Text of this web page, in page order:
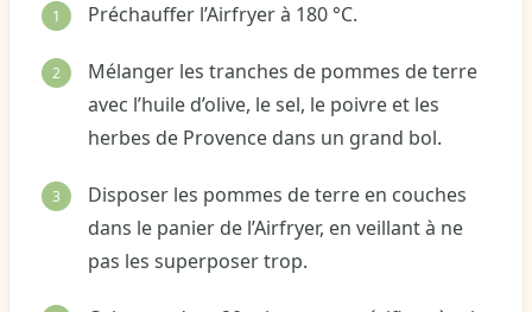
Préchauffer l’Airfryer à 180 °C.
Mélanger les tranches de pommes de terre
avec l’huile d’olive, le sel, le poivre et les
herbes de Provence dans un grand bol.
Disposer les pommes de terre en couches
dans le panier de l’Airfryer, en veillant à ne
pas les superposer trop.